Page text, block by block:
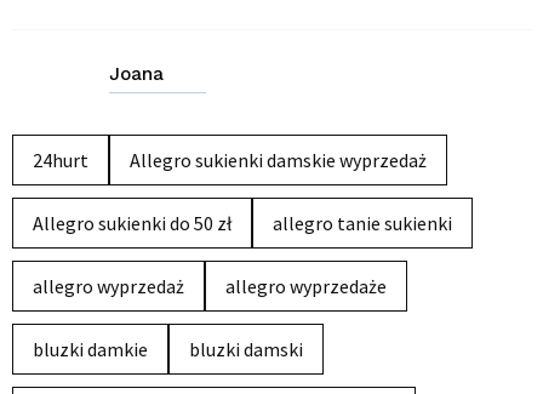
Joana
24hurt Allegro sukienki damskie wyprzedaż
Allegro sukienki do 50 zł allegro tanie sukienki
allegro wyprzedaż allegro wyprzedaże
bluzki damkie bluzki damski